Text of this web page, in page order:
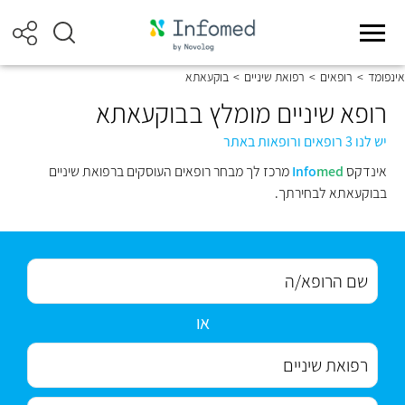
אינפומד > רופאים > רפואת שיניים > בוקעאתא
רופא שיניים מומלץ בבוקעאתא
יש לנו 3 רופאים ורופאות באתר
אינדקס
Infomed
מרכז לך מבחר רופאים העוסקים ברפואת שיניים
בבוקעאתא לבחירתך.
או